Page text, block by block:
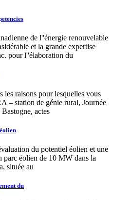
de l''énergie renouvelable
et la grande expertise
pour l''élaboration du
raisons pour lesquelles vous
– station de génie rural, Journée
actes
du potentiel éolien et une
parc éolien de 10 MW dans la
située au
du